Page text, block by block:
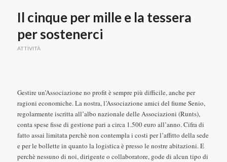
Il cinque per mille e la tessera
per sostenerci
ATTIVITÀ
Gestire un’Associazione no profit è sempre più difficile, anche per
ragioni economiche. La nostra, l’Associazione amici del fiume Senio,
regolarmente iscritta all’albo nazionale delle Associazioni (Runts),
conta spese fisse di gestione pari a circa 1.500 euro all’anno. Cifra di
fatto assai limitata perchè non contempla i costi per l’affitto della sede
e per le bollette in quanto la logistica è presso le nostre abitazioni. E
perchè nessuno di noi, dirigente o collaboratore, gode di alcun tipo di